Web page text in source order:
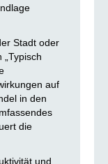
Stadt oder
auf
in den
die
und